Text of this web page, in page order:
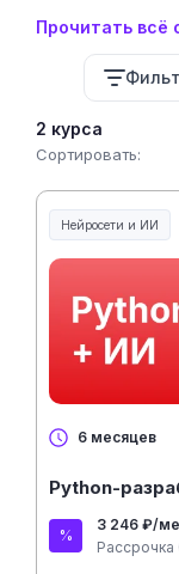
просто знание
гибкую
переписывать
Прочитать всё
2 курса
Сортировать:
Нейросети и ИИ
Нейросети и
6 месяцев
Python-
3 246 ₽/
Рассрочка